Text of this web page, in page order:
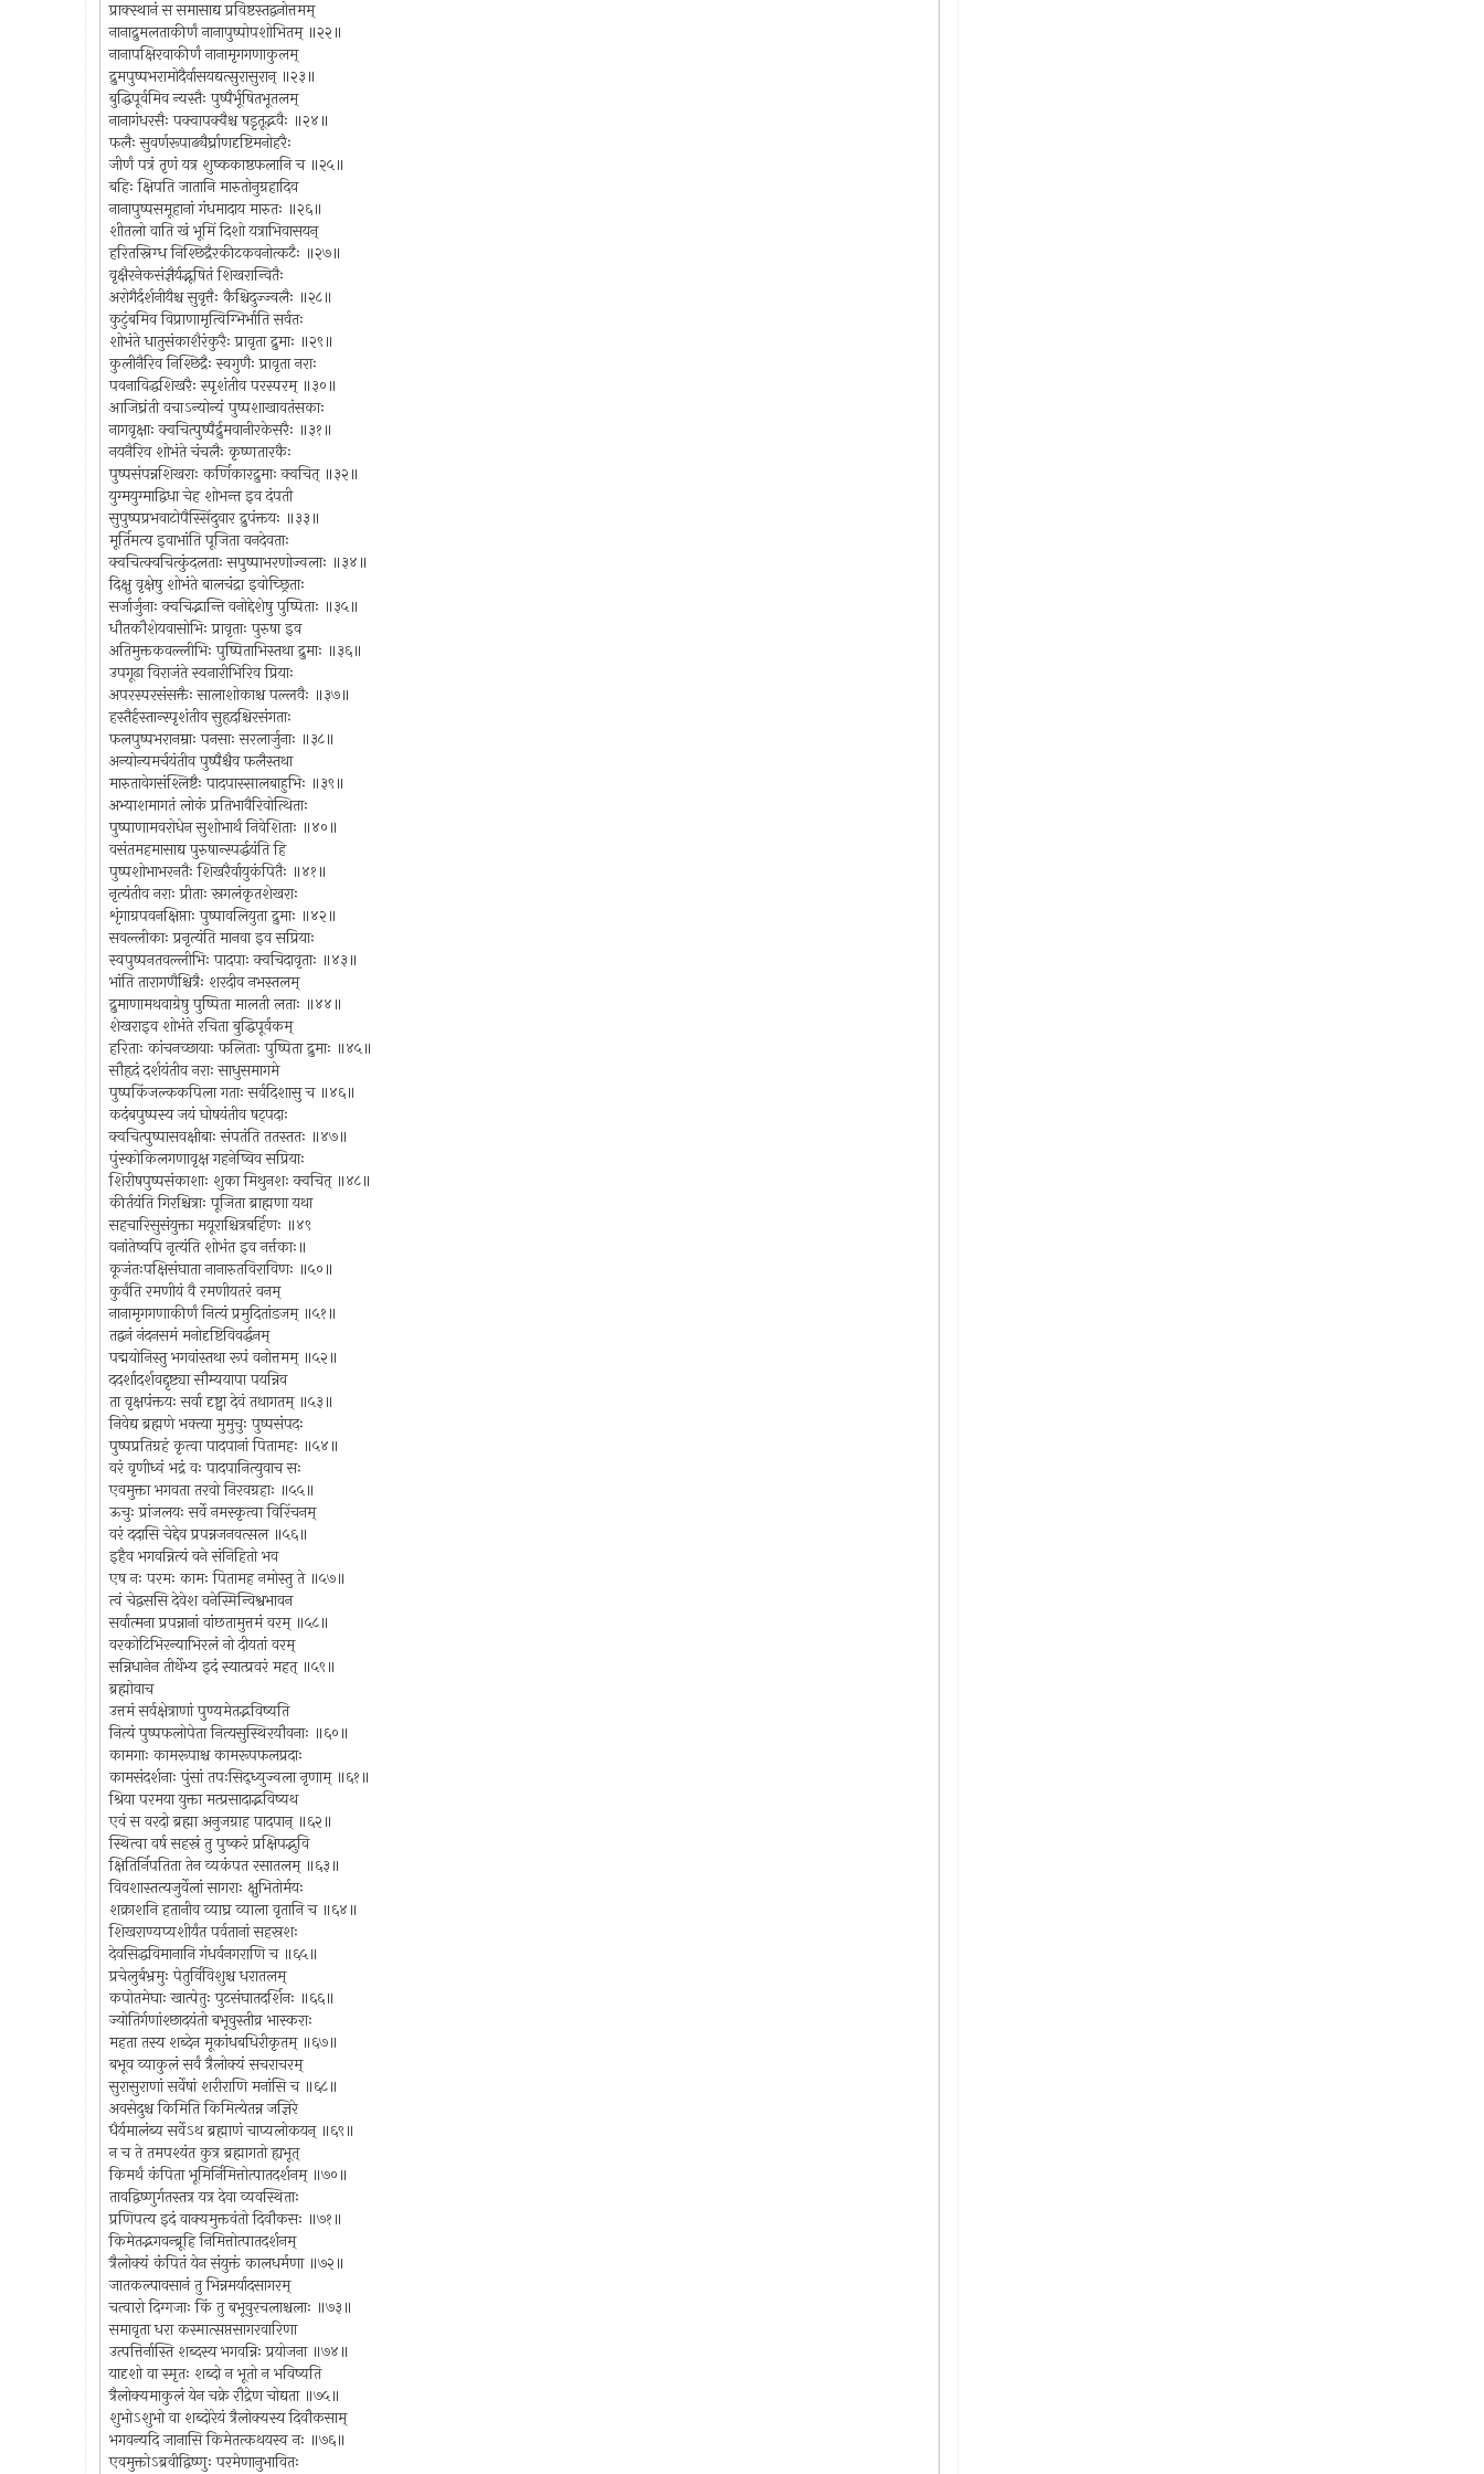
प्राक्स्थानं स समासाद्य प्रविष्टस्तद्वनोत्तमम्
नानाद्रुमलताकीर्णं नानापुष्पोपशोभितम् ॥२२॥
नानापक्षिरवाकीर्णं नानामृगगणाकुलम्
द्रुमपुष्पभरामोदैर्वासयद्यत्सुरासुरान् ॥२३॥
बुद्धिपूर्वमिव न्यस्तैः पुष्पैर्भूषितभूतलम्
नानागंधरसैः पक्वापक्वैश्च षडृतूद्भवैः ॥२४॥
फलैः सुवर्णरूपाढ्यैर्घ्राणदृष्टिमनोहरैः
जीर्णं पत्रं तृणं यत्र शुष्ककाष्ठफलानि च ॥२५॥
बहिः क्षिपति जातानि मारुतोनुग्रहादिव
नानापुष्पसमूहानां गंधमादाय मारुतः ॥२६॥
शीतलो वाति खं भूमिं दिशो यत्राभिवासयन्
हरितस्निग्ध निश्छिद्रैरकीटकवनोत्कटैः ॥२७॥
वृक्षैरनेकसंज्ञैर्यद्भूषितं शिखरान्वितैः
अरोगैर्दर्शनीयैश्च सुवृत्तैः कैश्चिदुज्ज्वलैः ॥२८॥
कुटुंबमिव विप्राणामृत्विग्भिर्भाति सर्वतः
शोभंते धातुसंकाशैरंकुरैः प्रावृता द्रुमाः ॥२९॥
कुलीनैरिव निश्छिद्रैः स्वगुणैः प्रावृता नराः
पवनाविद्धशिखरैः स्पृशंतीव परस्परम् ॥३०॥
आजिघ्रंती वचाऽन्योन्यं पुष्पशाखावतंसकाः
नागवृक्षाः क्वचित्पुष्पैर्द्रुमवानीरकेसरैः ॥३१॥
नयनैरिव शोभंते चंचलैः कृष्णतारकैः
पुष्पसंपन्नशिखराः कर्णिकारद्रुमाः क्वचित् ॥३२॥
युग्मयुग्माद्विधा चेह शोभन्त इव दंपती
सुपुष्पप्रभवाटोपैस्सिंदुवार द्रुपंक्तयः ॥३३॥
मूर्तिमत्य इवाभांति पूजिता वनदेवताः
क्वचित्क्वचित्कुंदलताः सपुष्पाभरणोज्वलाः ॥३४॥
दिक्षु वृक्षेषु शोभंते बालचंद्रा इवोच्छ्रिताः
सर्जार्जुनाः क्वचिद्भान्ति वनोद्देशेषु पुष्पिताः ॥३५॥
धौतकौशेयवासोभिः प्रावृताः पुरुषा इव
अतिमुक्तकवल्लीभिः पुष्पिताभिस्तथा द्रुमाः ॥३६॥
उपगूढा विराजंते स्वनारीभिरिव प्रियाः
अपरस्परसंसक्तैः सालाशोकाश्च पल्लवैः ॥३७॥
हस्तैर्हस्तान्स्पृशंतीव सुहृदश्चिरसंगताः
फलपुष्पभरानम्राः पनसाः सरलार्जुनाः ॥३८॥
अन्योन्यमर्चयंतीव पुष्पैश्चैव फलैस्तथा
मारुतावेगसंश्लिष्टैः पादपास्सालबाहुभिः ॥३९॥
अभ्याशमागतं लोकं प्रतिभावैरिवोत्थिताः
पुष्पाणामवरोधेन सुशोभार्थं निवेशिताः ॥४०॥
वसंतमहमासाद्य पुरुषान्स्पर्द्धयंति हि
पुष्पशोभाभरनतैः शिखरैर्वायुकंपितैः ॥४१॥
नृत्यंतीव नराः प्रीताः स्रगलंकृतशेखराः
शृंगाग्रपवनक्षिप्ताः पुष्पावलियुता द्रुमाः ॥४२॥
सवल्लीकाः प्रनृत्यंति मानवा इव सप्रियाः
स्वपुष्पनतवल्लीभिः पादपाः क्वचिदावृताः ॥४३॥
भांति तारागणैश्चित्रैः शरदीव नभस्तलम्
द्रुमाणामथवाग्रेषु पुष्पिता मालती लताः ॥४४॥
शेखराइव शोभंते रचिता बुद्धिपूर्वकम्
हरिताः कांचनच्छायाः फलिताः पुष्पिता द्रुमाः ॥४५॥
सौहृदं दर्शयंतीव नराः साधुसमागमे
पुष्पकिंजल्ककपिला गताः सर्वदिशासु च ॥४६॥
कदंबपुष्पस्य जयं घोषयंतीव षट्पदाः
क्वचित्पुष्पासवक्षीबाः संपतंति ततस्ततः ॥४७॥
पुंस्कोकिलगणावृक्ष गहनेष्विव सप्रियाः
शिरीषपुष्पसंकाशाः शुका मिथुनशः क्वचित् ॥४८॥
कीर्तयंति गिरश्चित्राः पूजिता ब्राह्मणा यथा
सहचारिसुसंयुक्ता मयूराश्चित्रबर्हिणः ॥४९
वनांतेष्वपि नृत्यंति शोभंत इव नर्त्तकाः॥
कूजंतःपक्षिसंघाता नानारुतविराविणः ॥५०॥
कुर्वंति रमणीयं वै रमणीयतरं वनम्
नानामृगगणाकीर्णं नित्यं प्रमुदितांडजम् ॥५१॥
तद्वनं नंदनसमं मनोदृष्टिविवर्द्धनम्
पद्मयोनिस्तु भगवांस्तथा रूपं वनोत्तमम् ॥५२॥
ददर्शादर्शवद्दृष्ट्या सौम्ययापा पयन्निव
ता वृक्षपंक्तयः सर्वा दृष्ट्वा देवं तथागतम् ॥५३॥
निवेद्य ब्रह्मणे भक्त्या मुमुचुः पुष्पसंपदः
पुष्पप्रतिग्रहं कृत्वा पादपानां पितामहः ॥५४॥
वरं वृणीध्वं भद्रं वः पादपानित्युवाच सः
एवमुक्ता भगवता तरवो निरवग्रहाः ॥५५॥
ऊचुः प्रांजलयः सर्वे नमस्कृत्वा विरिंचनम्
वरं ददासि चेद्देव प्रपन्नजनवत्सल ॥५६॥
इहैव भगवन्नित्यं वने संनिहितो भव
एष नः परमः कामः पितामह नमोस्तु ते ॥५७॥
त्वं चेद्वससि देवेश वनेस्मिन्विश्वभावन
सर्वात्मना प्रपन्नानां वांछतामुत्तमं वरम् ॥५८॥
वरकोटिभिरन्याभिरलं नो दीयतां वरम्
सन्निधानेन तीर्थेभ्य इदं स्यात्प्रवरं महत् ॥५९॥
ब्रह्मोवाच
उत्तमं सर्वक्षेत्राणां पुण्यमेतद्भविष्यति
नित्यं पुष्पफलोपेता नित्यसुस्थिरयौवनाः ॥६०॥
कामगाः कामरूपाश्च कामरूपफलप्रदाः
कामसंदर्शनाः पुंसां तपःसिद्ध्युज्वला नृणाम् ॥६१॥
श्रिया परमया युक्ता मत्प्रसादाद्भविष्यथ
एवं स वरदो ब्रह्मा अनुजग्राह पादपान् ॥६२॥
स्थित्वा वर्ष सहस्रं तु पुष्करं प्रक्षिपद्भुवि
क्षितिर्निपतिता तेन व्यकंपत रसातलम् ॥६३॥
विवशास्तत्यजुर्वेलां सागराः क्षुभितोर्मयः
शक्राशनि हतानीव व्याघ्र व्याला वृतानि च ॥६४॥
शिखराण्यप्यशीर्यंत पर्वतानां सहस्रशः
देवसिद्धविमानानि गंधर्वनगराणि च ॥६५॥
प्रचेलुर्बभ्रमुः पेतुर्विविशुश्च धरातलम्
कपोतमेघाः खात्पेतुः पुटसंघातदर्शिनः ॥६६॥
ज्योतिर्गणांश्छादयंतो बभूवुस्तीव्र भास्कराः
महता तस्य शब्देन मूकांधबधिरीकृतम् ॥६७॥
बभूव व्याकुलं सर्वं त्रैलोक्यं सचराचरम्
सुरासुराणां सर्वेषां शरीराणि मनांसि च ॥६८॥
अवसेदुश्च किमिति किमित्येतन्न जज्ञिरे
धैर्यमालंब्य सर्वेऽथ ब्रह्माणं चाप्यलोकयन् ॥६९॥
न च ते तमपश्यंत कुत्र ब्रह्मागतो ह्यभूत्
किमर्थं कंपिता भूमिर्निमित्तोत्पातदर्शनम् ॥७०॥
तावद्विष्णुर्गतस्तत्र यत्र देवा व्यवस्थिताः
प्रणिपत्य इदं वाक्यमुक्तवंतो दिवौकसः ॥७१॥
किमेतद्भगवन्ब्रूहि निमित्तोत्पातदर्शनम्
त्रैलोक्यं कंपितं येन संयुक्तं कालधर्मणा ॥७२॥
जातकल्पावसानं तु भिन्नमर्यादसागरम्
चत्वारो दिग्गजाः किं तु बभूवुरचलाश्चलाः ॥७३॥
समावृता धरा कस्मात्सप्तसागरवारिणा
उत्पत्तिर्नास्ति शब्दस्य भगवन्निः प्रयोजना ॥७४॥
यादृशो वा स्मृतः शब्दो न भूतो न भविष्यति
त्रैलोक्यमाकुलं येन चक्रे रौद्रेण चोद्यता ॥७५॥
शुभोऽशुभो वा शब्दोरेयं त्रैलोक्यस्य दिवौकसाम्
भगवन्यदि जानासि किमेतत्कथयस्व नः ॥७६॥
एवमुक्तोऽब्रवीद्विष्णुः परमेणानुभावितः